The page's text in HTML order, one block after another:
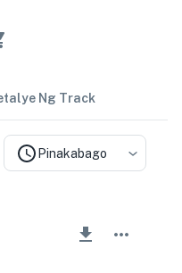
Ng Track
Pinakabago